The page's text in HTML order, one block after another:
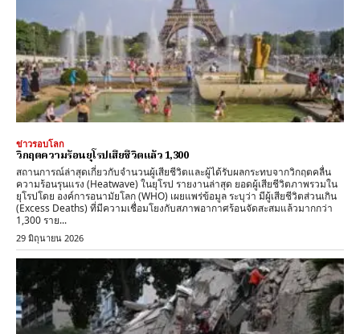
ข่าวรอบโลก
วิกฤตความร้อนยุโรปเสียชีวิตแล้ว 1,300
สถานการณ์ล่าสุดเกี่ยวกับจำนวนผู้เสียชีวิตและผู้ได้รับผลกระทบจากวิกฤตคลื่น
ความร้อนรุนแรง (Heatwave) ในยุโรป รายงานล่าสุด ​ยอดผู้เสียชีวิตภาพรวมใน
ยุโรปโดย ​องค์การอนามัยโลก (WHO) เผยแพร่ข้อมูล ระบุว่า มีผู้เสียชีวิตส่วนเกิน
(Excess Deaths) ที่มีความเชื่อมโยงกับสภาพอากาศร้อนจัดสะสมแล้วมากกว่า
1,300 ราย...
29 มิถุนายน 2026